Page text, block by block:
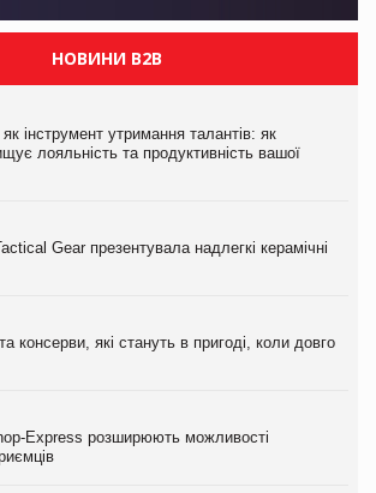
НОВИНИ B2B
інструмент утримання талантів: як
лояльність та продуктивність вашої
Gear презентувала надлегкі керамічні
консерви, які стануть в пригоді, коли довго
Express розширюють можливості